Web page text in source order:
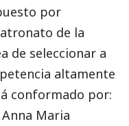
por
de la
de seleccionar a
altamente
conformado por:
Maria